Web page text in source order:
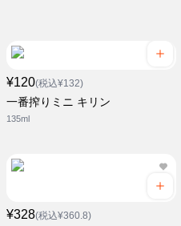
¥120(税込¥132)
一番搾りミニ キリン
135ml
¥328(税込¥360.8)